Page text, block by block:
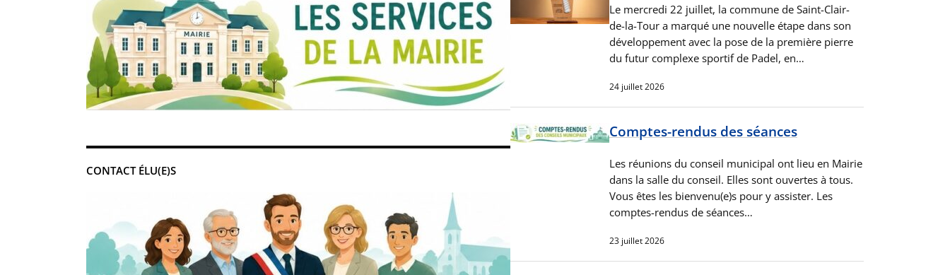
CONTACT ÉLU(E)S
Le mercredi 22 juillet, la commune de Saint-Clair-
de-la-Tour a marqué une nouvelle étape dans son
développement avec la pose de la première pierre
du futur complexe sportif de Padel, en…
24 juillet 2026
Comptes-rendus des séances
Les réunions du conseil municipal ont lieu en Mairie
dans la salle du conseil. Elles sont ouvertes à tous.
Vous êtes les bienvenu(e)s pour y assister. Les
comptes-rendus de séances…
23 juillet 2026